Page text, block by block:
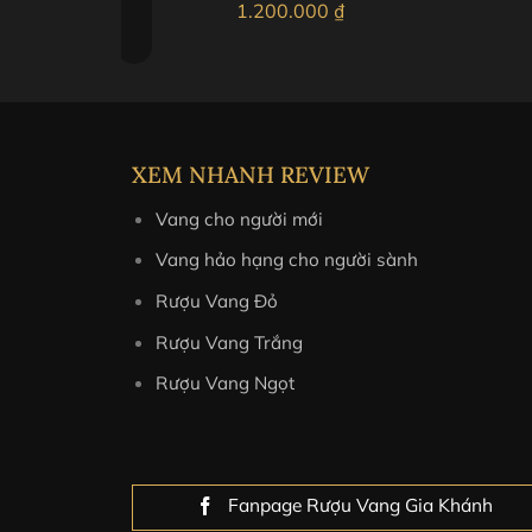
1.200.000 ₫
XEM NHANH REVIEW
Vang cho người mới
Vang hảo hạng cho người sành
Rượu Vang Đỏ
Rượu Vang Trắng
Rượu Vang Ngọt
Fanpage Rượu Vang Gia Khánh